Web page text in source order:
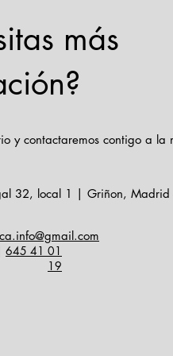
del Certificado
de Industria o
más
y contactaremos contigo a la
32, local 1 | Griñon, Madrid
645 41 01
19